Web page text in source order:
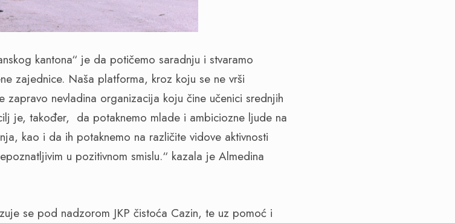
kantona“ je da potičemo saradnju i stvaramo
zajednice. Naša platforma, kroz koju se ne vrši
nevladina organizacija koju čine učenici srednjih
je, također, da potaknemo mlade i ambiciozne ljude na
kao i da ih potaknemo na različite vidove aktivnosti
u pozitivnom smislu.“ kazala je Almedina
se pod nadzorom JKP čistoća Cazin, te uz pomoć i